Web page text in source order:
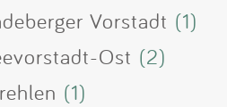
Vorstadt (1)
Ost (2)
(1)